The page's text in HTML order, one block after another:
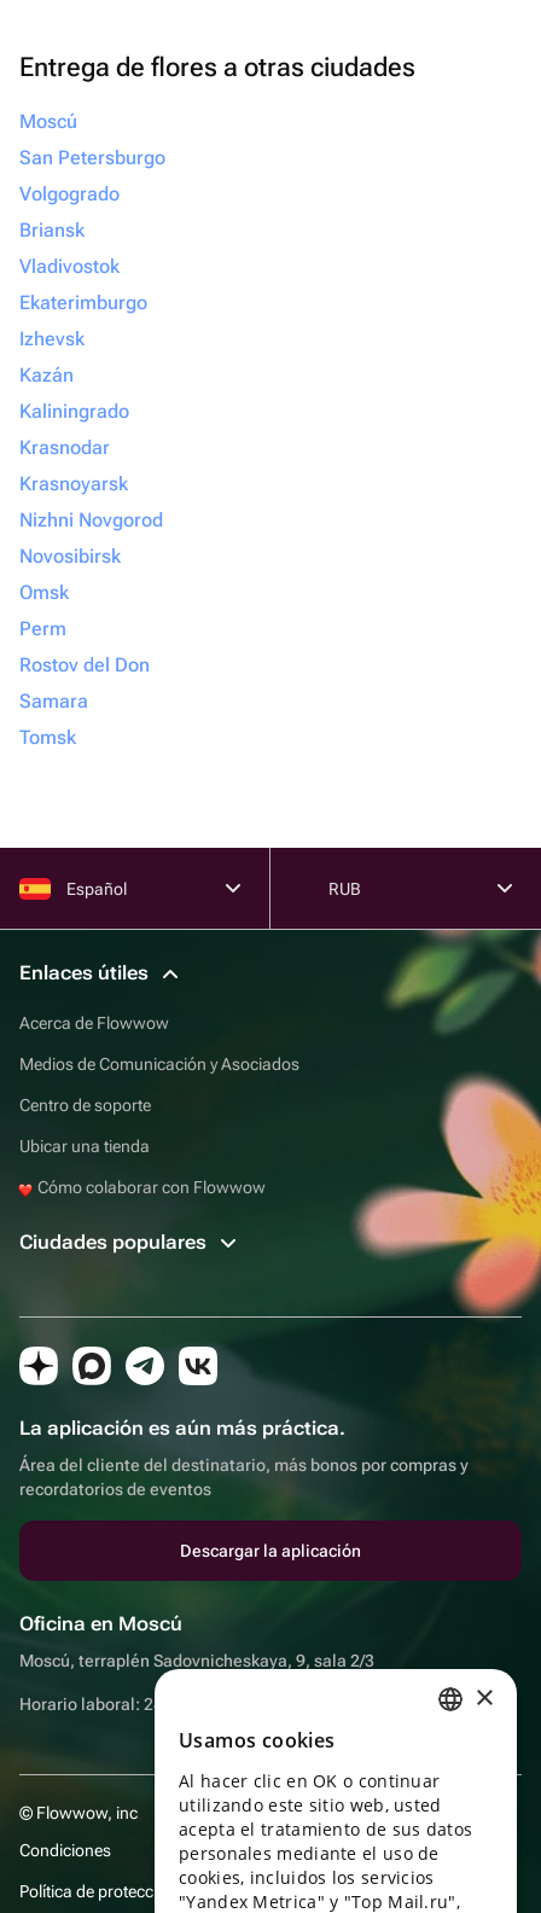
Entrega de flores a otras ciudades
Moscú
San Petersburgo
Volgogrado
Briansk
Vladivostok
Ekaterimburgo
Izhevsk
Kazán
Kaliningrado
Krasnodar
Krasnoyarsk
Nizhni Novgorod
Novosibirsk
Omsk
Perm
Rostov del Don
Samara
Tomsk
Español RUB
Enlaces útiles
Acerca de Flowwow
Medios de Comunicación y Asociados
Centro de soporte
Ubicar una tienda
Cómo colaborar con Flowwow
Ciudades populares
La aplicación es aún más práctica.
Área del cliente del destinatario, más bonos por compras y
recordatorios de eventos
Descargar la aplicación
Oficina en Moscú
Moscú, terraplén Sadovnicheskaya, 9, sala 2/3
Horario laboral: 24 horas
© Flowwow, inc
Condiciones
Política de protección y privacidad de datos
ENGLISH
UKRAINIAN
PORTUGUESE
SPANISH
×
Usamos cookies
Al hacer clic en OK o continuar
utilizando este sitio web, usted
acepta el tratamiento de sus datos
personales mediante el uso de
cookies, incluidos los servicios
"Yandex Metrica" y "Top Mail.ru",